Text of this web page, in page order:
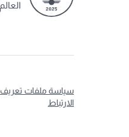
العالم
سياسة ملفات تعريف
الارتباط